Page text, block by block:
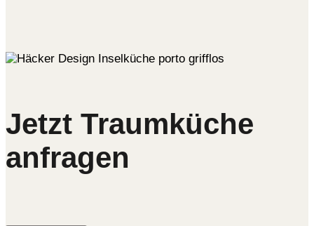
Jetzt Traumküche
anfragen